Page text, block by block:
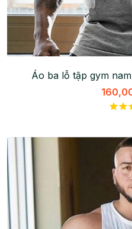
Áo ba lỗ tập gym